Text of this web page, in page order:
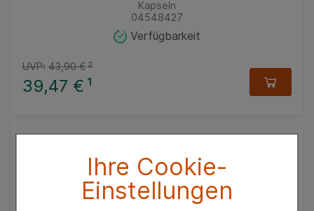
Ihre Cookie-
Einstellungen
Kapseln
04548427
Verfügbarkeit
39,47 € ¹
UVP: 43,90 €³